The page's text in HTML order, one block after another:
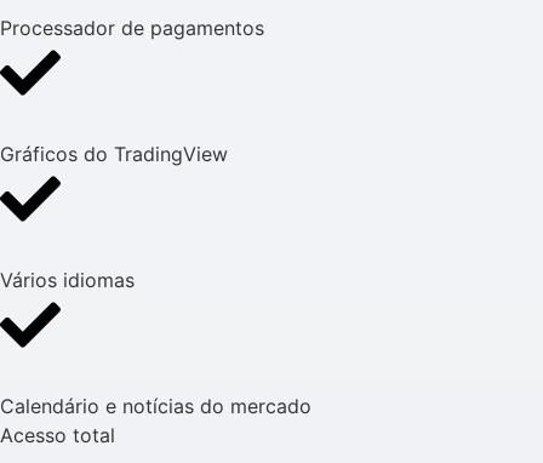
Processador de pagamentos
Gráficos do TradingView
Vários idiomas
Calendário e notícias do mercado
Acesso total